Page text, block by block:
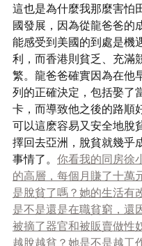
這也是為什麼我那麼害怕
國發展，因為從龍爸爸的
能感受到美國的到處是機
利，而香港則貧乏、充滿
繁。龍爸爸確實因為在他
列的正確決定，包括娶了
卡，而導致他之後的路順
可以這麽容易又安全地脫
擇回去亞洲，脫貧就幾乎
事情了。 你看我的同房徐
的高層，每個月賺了十萬
是脫貧了嗎？她的生活有
是不是還是在職貧窮，還
被摘了器官和被販賣做性